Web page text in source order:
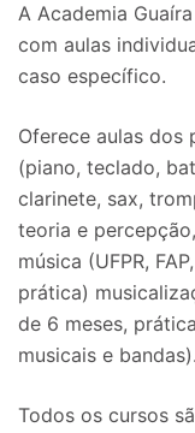
A Academia
com aulas
caso específico.
Oferece aulas dos
(piano, teclado,
clarinete, sax,
teoria e
música (UFPR,
prática)
de 6 meses,
musicais e bandas).
Todos os cursos